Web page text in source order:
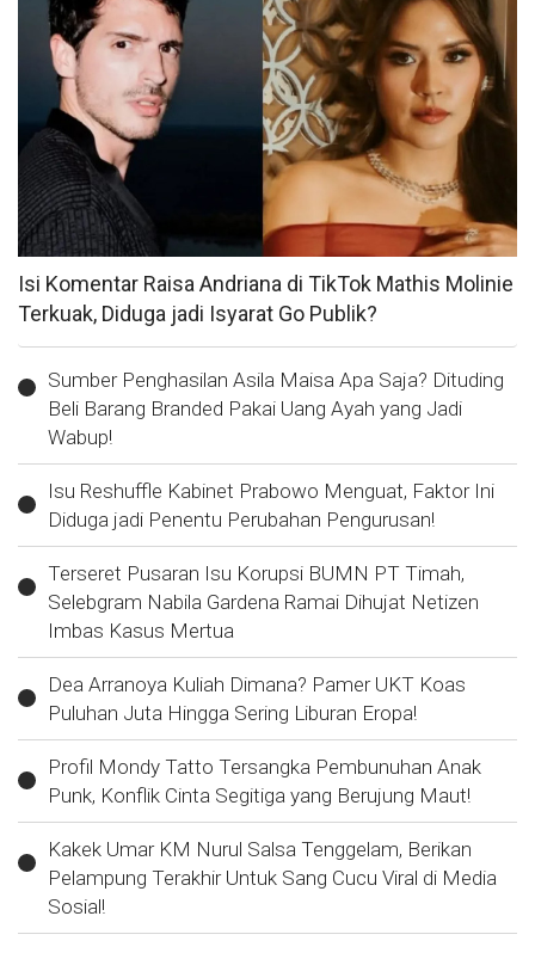
Isi Komentar Raisa Andriana di TikTok Mathis Molinie
Terkuak, Diduga jadi Isyarat Go Publik?
Sumber Penghasilan Asila Maisa Apa Saja? Dituding
Beli Barang Branded Pakai Uang Ayah yang Jadi
Wabup!
Isu Reshuffle Kabinet Prabowo Menguat, Faktor Ini
Diduga jadi Penentu Perubahan Pengurusan!
Terseret Pusaran Isu Korupsi BUMN PT Timah,
Selebgram Nabila Gardena Ramai Dihujat Netizen
Imbas Kasus Mertua
Dea Arranoya Kuliah Dimana? Pamer UKT Koas
Puluhan Juta Hingga Sering Liburan Eropa!
Profil Mondy Tatto Tersangka Pembunuhan Anak
Punk, Konflik Cinta Segitiga yang Berujung Maut!
Kakek Umar KM Nurul Salsa Tenggelam, Berikan
Pelampung Terakhir Untuk Sang Cucu Viral di Media
Sosial!